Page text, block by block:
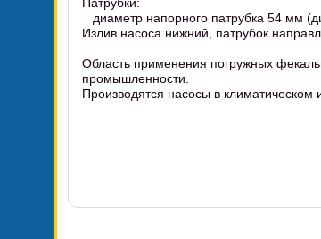
диаметр напорного патрубка 54 мм
Излив насоса нижний, патрубок
Область применения погружных
промышленности.
Производятся насосы в